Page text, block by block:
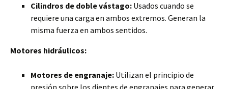
Cilindros de doble vástago: Usados cuando se
requiere una carga en ambos extremos. Generan la
misma fuerza en ambos sentidos.
Motores hidráulicos:
Motores de engranaje: Utilizan el principio de
presión sobre los dientes de engranajes para generar